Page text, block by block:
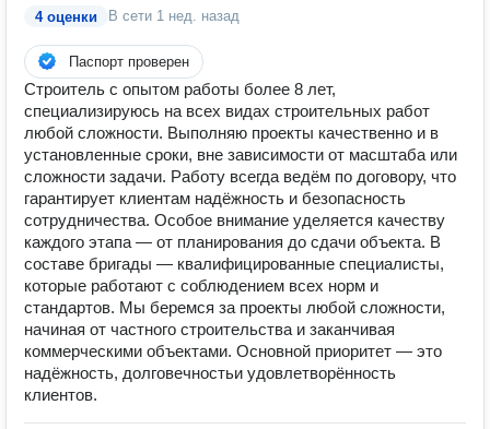
4 оценки В сети 1 нед. назад
Паспорт проверен
Строитель с опытом работы более 8 лет,
специализируюсь на всех видах строительных работ
любой сложности. Выполняю проекты качественно и в
установленные сроки, вне зависимости от масштаба или
сложности задачи. Работу всегда ведём по договору, что
гарантирует клиентам надёжность и безопасность
сотрудничества. Особое внимание уделяется качеству
каждого этапа — от планирования до сдачи объекта. В
составе бригады — квалифицированные специалисты,
которые работают с соблюдением всех норм и
стандартов. Мы беремся за проекты любой сложности,
начиная от частного строительства и заканчивая
коммерческими объектами. Основной приоритет — это
надёжность, долговечностьи удовлетворённость
клиентов.